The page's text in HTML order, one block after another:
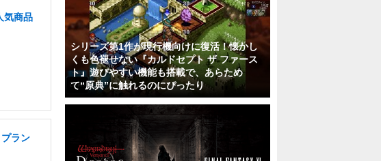
気商品
ラン
シリーズ第1作が現行機向けに復活！懐かし
くも色褪せない『カルドセプト ザ ファース
ト』遊びやすい機能も搭載で、あらため
て“原典”に触れるのにぴったり